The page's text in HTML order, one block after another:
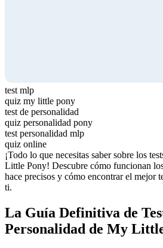
test mlp
quiz my little pony
test de personalidad
quiz personalidad pony
test personalidad mlp
quiz online
¡Todo lo que necesitas saber sobre los
Little Pony! Descubre cómo funcionan
hace precisos y cómo encontrar el mejor
ti.
La Guía Definitiva de
Personalidad de My